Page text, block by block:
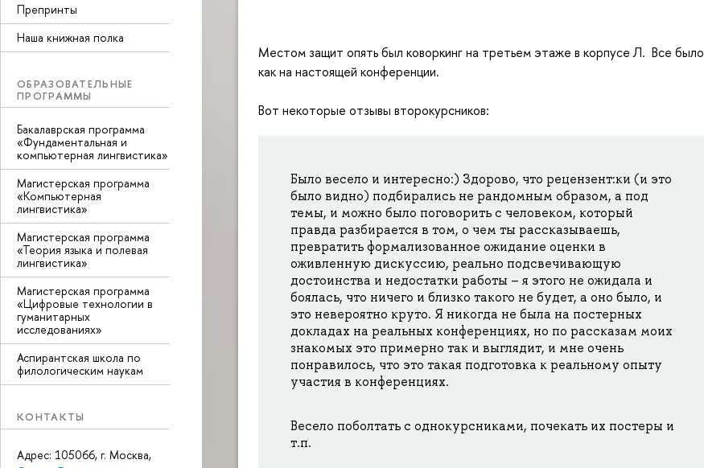
Препринты
Наша книжная полка
ОБРАЗОВАТЕЛЬНЫЕ
ПРОГРАММЫ
Бакалаврская программа
«Фундаментальная и
компьютерная лингвистика»
Магистерская программа
«Компьютерная
лингвистика»
Магистерская программа
«Теория языка и полевая
лингвистика»
Магистерская программа
«Цифровые технологии в
гуманитарных
исследованиях»
Аспирантская школа по
филологическим наукам
КОНТАКТЫ
Адрес: 105066, г. Москва,
Местом защит опять был коворкинг на третьем этаже в корпусе Л. Все было
как на настоящей конференции.
Вот некоторые отзывы второкурсников:
Было весело и интересно:) Здорово, что рецензент:ки (и это
было видно) подбирались не рандомным образом, а под
темы, и можно было поговорить с человеком, который
правда разбирается в том, о чем ты рассказываешь,
превратить формализованное ожидание оценки в
оживленную дискуссию, реально подсвечивающую
достоинства и недостатки работы – я этого не ожидала и
боялась, что ничего и близко такого не будет, а оно было, и
это невероятно круто. Я никогда не была на постерных
докладах на реальных конференциях, но по рассказам моих
знакомых это примерно так и выглядит, и мне очень
понравилось, что это такая подготовка к реальному опыту
участия в конференциях.
Весело поболтать с однокурсниками, почекать их постеры и
т.п.